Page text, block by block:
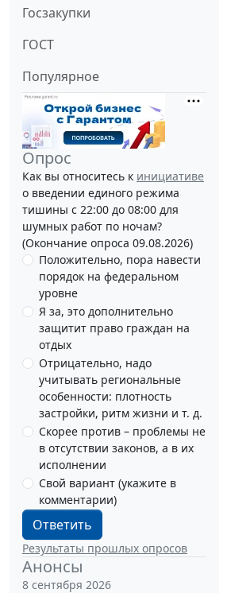
Госзакупки
ГОСТ
Популярное
Опрос
Как вы относитесь к инициативе
о введении единого режима
тишины с 22:00 до 08:00 для
шумных работ по ночам?
(Окончание опроса 09.08.2026)
Положительно, пора навести
порядок на федеральном
уровне
Я за, это дополнительно
защитит право граждан на
отдых
Отрицательно, надо
учитывать региональные
особенности: плотность
застройки, ритм жизни и т. д.
Скорее против – проблемы не
в отсутствии законов, а в их
исполнении
Свой вариант (укажите в
комментарии)
Ответить
Результаты прошлых опросов
Анонсы
8 сентября 2026